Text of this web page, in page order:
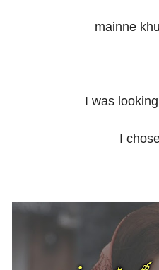
mainne
I was
I